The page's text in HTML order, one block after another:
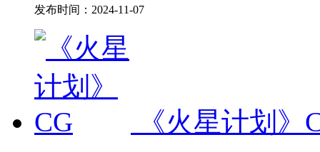
发布时间： 2024-11-07
《火星计划》